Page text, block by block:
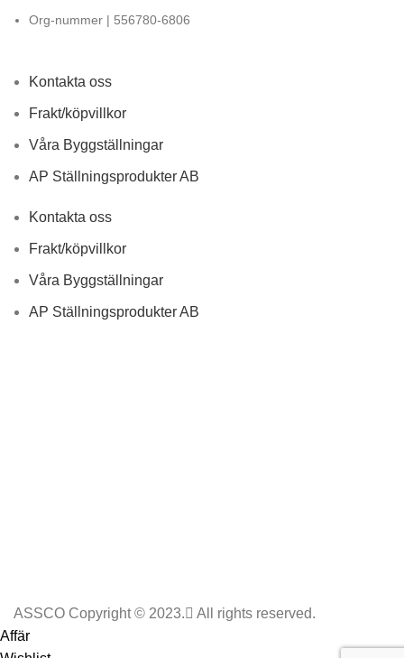
Org-nummer | 556780-6806
Kontakta oss
Frakt/köpvillkor
Våra Byggställningar
AP Ställningsprodukter AB
Kontakta oss
Frakt/köpvillkor
Våra Byggställningar
AP Ställningsprodukter AB
ASSCO Copyright © 2023.
All rights reserved.
Affär